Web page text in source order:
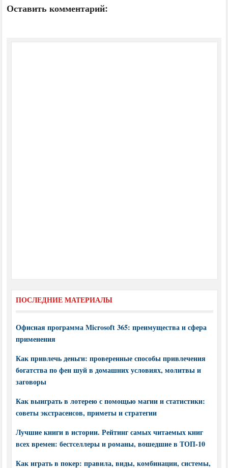
Оставить комментарий:
ПОСЛЕДНИЕ МАТЕРИАЛЫ
Офисная программа Microsoft 365: преимущества и сфера
применения
Как привлечь деньги: проверенные способы привлечения
богатства по фен шуй в домашних условиях, молитвы и
заговоры
Как выиграть в лотерею с помощью магии и статистики:
советы экстрасенсов, приметы и стратегии
Лучшие книги в истории. Рейтинг самых читаемых книг
всех времен: бестселлеры и романы, вошедшие в ТОП-10
Как играть в покер: правила, виды, комбинации, системы,